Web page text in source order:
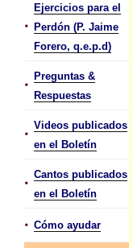
•
Ejercicios para el
Perdón (P. Jaime
Forero, q.e.p.d)
•
Preguntas &
Respuestas
•
Videos publicados
en el Boletín
•
Cantos publicados
en el Boletín
• Cómo ayudar